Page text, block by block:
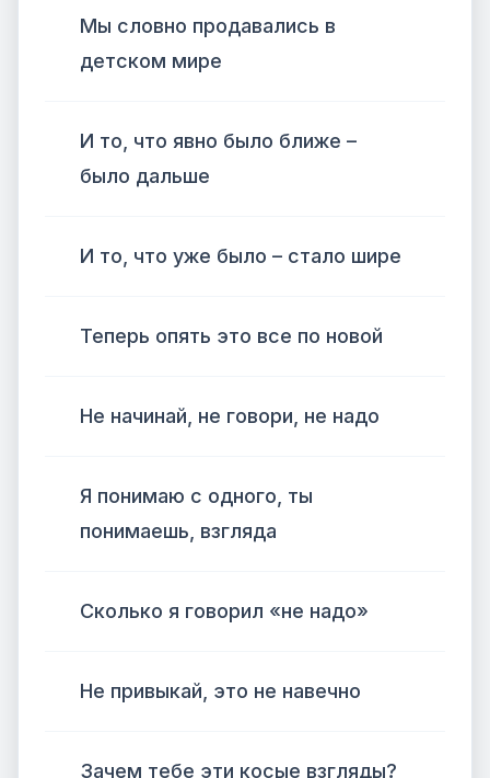
Мы словно продавались в
детском мире
И то, что явно было ближе –
было дальше
И то, что уже было – стало шире
Теперь опять это все по новой
Не начинай, не говори, не надо
Я понимаю с одного, ты
понимаешь, взгляда
Сколько я говорил «не надо»
Не привыкай, это не навечно
Зачем тебе эти косые взгляды?